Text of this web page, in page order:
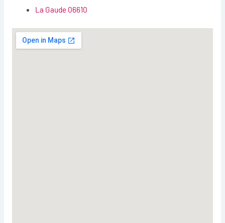
La Gaude 06610